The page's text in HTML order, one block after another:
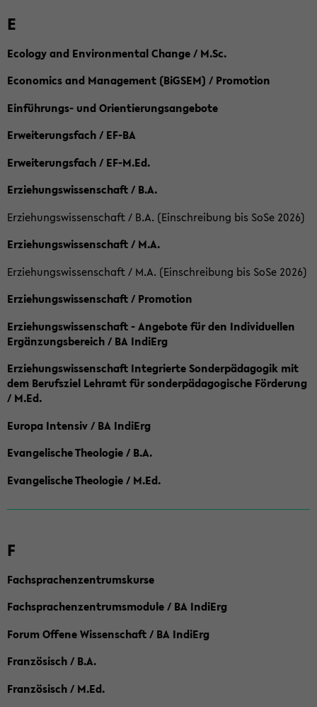
E
Ecology and Environmental Change / M.Sc.
Economics and Management (BiGSEM) / Promotion
Einführungs- und Orientierungsangebote
Erweiterungsfach / EF-BA
Erweiterungsfach / EF-M.Ed.
Erziehungswissenschaft / B.A.
Erziehungswissenschaft / B.A. (Einschreibung bis SoSe 2026)
Erziehungswissenschaft / M.A.
Erziehungswissenschaft / M.A. (Einschreibung bis SoSe 2026)
Erziehungswissenschaft / Promotion
Erziehungswissenschaft - Angebote für den Individuellen
Ergänzungsbereich / BA IndiErg
Erziehungswissenschaft Integrierte Sonderpädagogik mit
dem Berufsziel Lehramt für sonderpädagogische Förderung
/ M.Ed.
Europa Intensiv / BA IndiErg
Evangelische Theologie / B.A.
Evangelische Theologie / M.Ed.
F
Fachsprachenzentrumskurse
Fachsprachenzentrumsmodule / BA IndiErg
Forum Offene Wissenschaft / BA IndiErg
Französisch / B.A.
Französisch / M.Ed.